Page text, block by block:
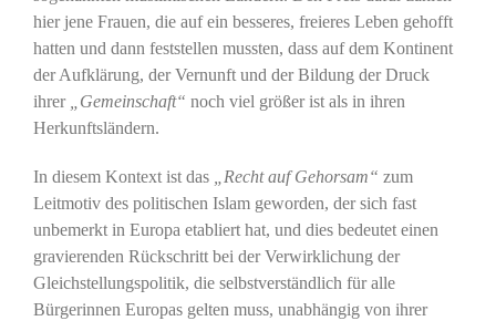
hier jene Frauen, die auf ein besseres, freieres Leben gehofft
hatten und dann feststellen mussten, dass auf dem Kontinent
der Aufklärung, der Vernunft und der Bildung der Druck
ihrer
„Gemeinschaft“ noch viel größer ist als in ihren
Herkunftsländern.
In diesem Kontext ist das Recht auf Gehorsam“ zum
Leitmotiv des politischen Islam geworden, der sich fast
unbemerkt in Europa etabliert hat, und dies bedeutet einen
gravierenden Rückschritt bei der Verwirklichung der
Gleichstellungspolitik, die selbstverständlich für alle
Bürgerinnen Europas gelten muss, unabhängig von ihrer